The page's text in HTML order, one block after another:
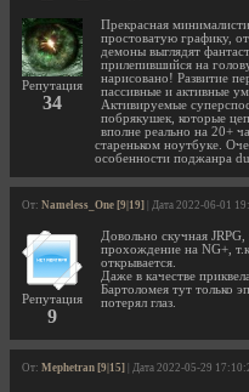
Репутация
34
Прекрасная
простоватую графику,
демоны выглядят
прилепившийся на
нарисовано! Развитие
пассивные и активные
Активируемые
побрякушек, которые
вполне реально на 20+
стареньком ноутбуке.
особенности поджанра
От: Nameless_One [9|19] | Дата 2022-06-01
Репутация
9
Довольно скучная JRPG,
прохождение на NG+,
открывается.
Даже в качестве
Бартоломея тут только
потерял глаз.
От: Mephetran [9|15] | Дата 2022-05-29